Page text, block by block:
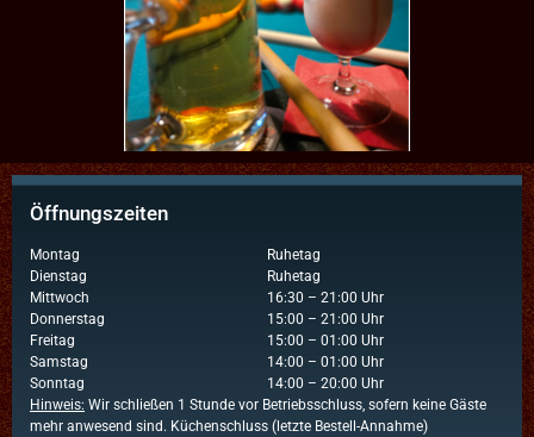
Öffnungszeiten
Montag
Ruhetag
Dienstag
Ruhetag
Mittwoch
16:30 – 21:00 Uhr
Donnerstag
15:00 – 21:00 Uhr
Freitag
15:00 – 01:00 Uhr
Samstag
14:00 – 01:00 Uhr
Sonntag
14:00 – 20:00 Uhr
Hinweis: Wir schließen 1 Stunde vor Betriebsschluss, sofern keine Gäste
mehr anwesend sind. Küchenschluss (letzte Bestell-Annahme)